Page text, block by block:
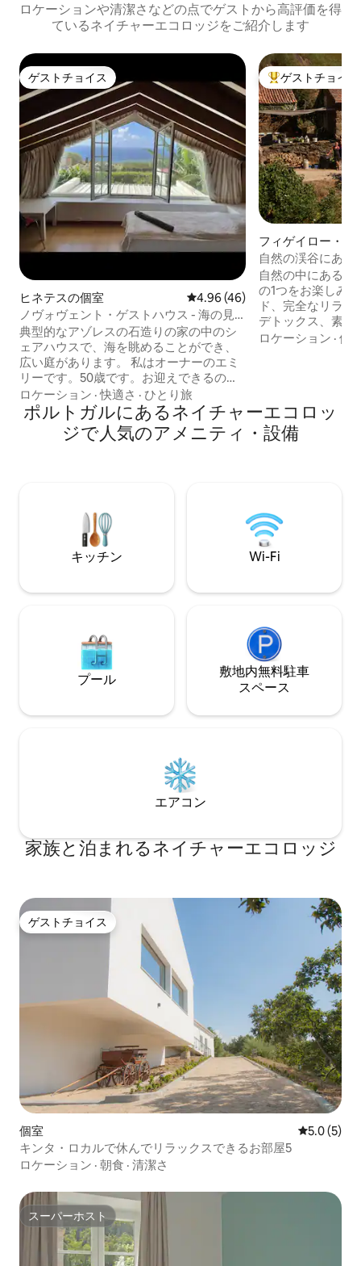
ロケーションや清潔さなどの点でゲストから高評価を得
ているネイチャーエコロッジをご紹介します
ゲストチョイス
ゲストチョイス
ヒネテスの個室 レビュー46件、5つ星中4.96つ
4.96 (46)
ノヴォヴェント・ゲストハウス - 海の見
えるお部屋
典型的なアゾレスの石造りの家の中のシ
ェアハウスで、海を眺めることができ、
広い庭があります。 私はオーナーのエミ
リーです。50歳です。お迎えできるのを
楽しみにしています。 2名様用の個室で
す。 ツインベッドまたはクイーンサイ
ズ、お部屋にトイレと洗面台、共用シャ
ワー、専用デスク。 この家はほかのゲス
るゲストを募集しています。お気に入り
のレシピをシェアしていただければ幸い
ロケーション ·快適さ · ひとり旅
大好評のゲスト
ゲストチョイス
フィゲイロー・ド
ニュシュの個室
自然の渓谷にある
自然の中にある3
の1つをお楽しみ
ド、完全なリラ
デトックス、素晴
ード、素晴らし
ーを点火して、到
を確認する時間をくださ
合は、朝食（追
ロケーション ·価
ポルトガルにあるネイチャーエコロッ
ジで人気のアメニティ・設備
キッチン Wi-Fi
プール
敷地内無料駐⁠車
ス⁠ペ⁠ー⁠ス
エアコン
家族と泊まれるネイチャーエコロッジ
ゲストチョイス
ゲストチョイス
個室 レビュー5
5.0 (5)
キンタ・ロカルで休んでリラックスできるお部屋5
ロケーション · 朝食 · 清潔さ
スーパーホスト
スーパーホスト